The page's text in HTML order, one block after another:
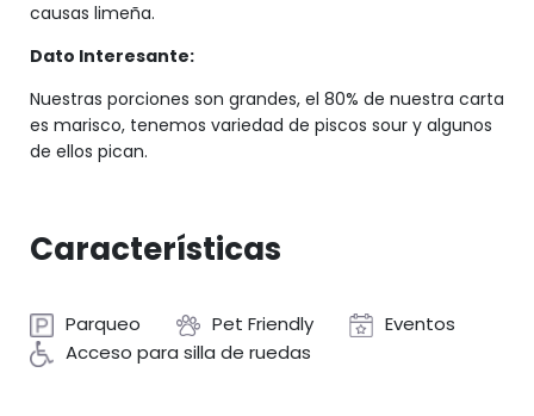
causas limeña.
Dato Interesante:
Nuestras porciones son grandes, el 80% de nuestra carta
es marisco, tenemos variedad de piscos sour y algunos
de ellos pican.
Características
Parqueo Pet Friendly
Eventos
Acceso para silla de ruedas